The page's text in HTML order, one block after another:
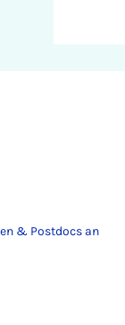
& Postdocs an